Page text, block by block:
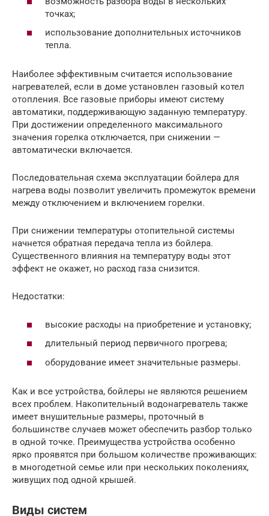
точках;
использование дополнительных источников
тепла.
Наиболее эффективным считается использование
нагревателей, если в доме установлен газовый котел
отопления. Все газовые приборы имеют систему
автоматики, поддерживающую заданную температуру.
При достижении определенного максимального
значения горелка отключается, при снижении —
автоматически включается.
Последовательная схема эксплуатации бойлера для
нагрева воды позволит увеличить промежуток времени
между отключением и включением горелки.
При снижении температуры отопительной системы
начнется обратная передача тепла из бойлера.
Существенного влияния на температуру воды этот
эффект не окажет, но расход газа снизится.
Недостатки:
высокие расходы на приобретение и установку;
длительный период первичного прогрева;
оборудование имеет значительные размеры.
Как и все устройства, бойлеры не являются решением
всех проблем. Накопительный водонагреватель также
имеет внушительные размеры, проточный в
большинстве случаев может обеспечить разбор только
в одной точке. Преимущества устройства особенно
ярко проявятся при большом количестве проживающих:
в многодетной семье или при нескольких поколениях,
живущих под одной крышей.
Виды систем